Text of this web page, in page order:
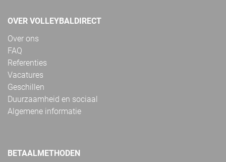
OVER VOLLEYBALDIRECT
Over ons
FAQ
Referenties
Vacatures
Geschillen
Duurzaamheid en sociaal
Algemene informatie
BETAALMETHODEN